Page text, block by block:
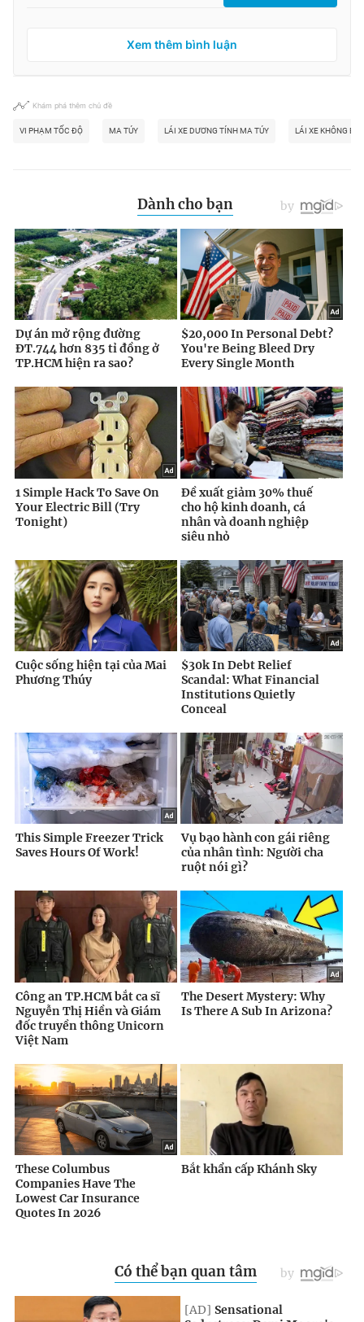
Xem thêm bình luận
Khám phá thêm chủ đề
VI PHẠM TỐC ĐỘ MA TÚY LÁI XE DƯƠNG TÍNH MA TÚY LÁI XE KHÔNG